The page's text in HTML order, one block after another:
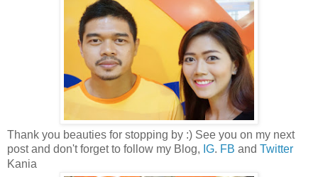
Thank you beauties for stopping by :) See you on my next
post and don't forget to follow my Blog, IG. FB and Twitter
Kania